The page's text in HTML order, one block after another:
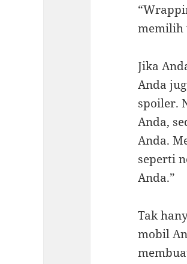
memilih
Jika
Anda
spoiler.
Anda,
Anda.
seperti
Anda.”
Tak
mobil